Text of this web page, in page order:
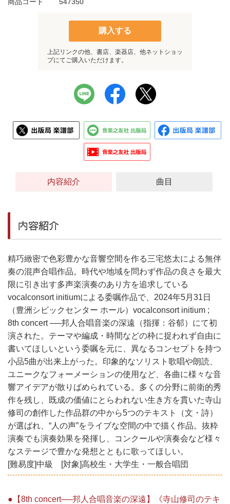
購入する
上記リンクの他、書店、楽器店、他ネットショッ
プにてご購入いただけます。
内容紹介 曲目
内容紹介
精巧緻密で色彩豊かな音響空間を作る三宅悠太による無伴
奏の混声合唱作品。時代や地域を問わず作品の良さを最大
限に引き出す多声楽演奏のあり方を追求している
vocalconsort initiumによる委嘱作品で、2024年5月31日
（豊洲シビックセンター ホール）vocalconsort initium ;
8th concert ──邦人合唱音楽の深遠（指揮：谷郁）にて初
演された。テーマや編成・時間などの枠に捉われず自由に
書いてほしいという委嘱を元に、異なるコンセプトを持つ
小品5曲が出来上がった。印象的なソリスト歌唱や朗読、
ユニークなフォーメーションの使用など、各曲に様々な音
響アイデアが散りばめられている。多くの分野に前衛的秀
作を残し、既成の価値にとらわれない生き方を貫いた寺山
修司の創作した作品群の中から5つのテキスト（文・詩）
が選ばれ、“人の声”をライブな空間の中で描く作品。抜粋
演奏でも演奏効果を発揮し、コンクールや演奏会など様々
なステージで豊かな発想とともに歌ってほしい。
[難易度]中級 [対象]高校生・大学生・一般合唱団
●【8th concert──邦人合唱音楽の深遠】《寺山修司のテキ